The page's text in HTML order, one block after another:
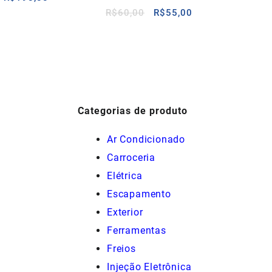
R$60,00
O
R$55,00
Categorias de produto
Ar Condicionado
Carroceria
Elétrica
Escapamento
Exterior
Ferramentas
Freios
Injeção Eletrônica